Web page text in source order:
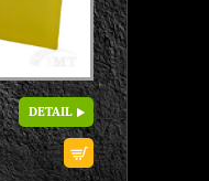
DETAIL